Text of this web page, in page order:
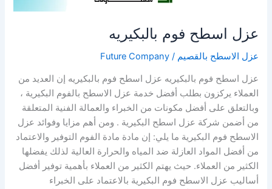
عزل اسطح فوم بالبكيريه
عزل الاسطح بالقصيم /
Future Company
عزل اسطح فوم بالبكيريه عزل اسطح فوم بالبكيريه إن العديد من
العملاء يركزون بطلب أفضل خدمة عزل الاسطح بالفوم البكيرية ،
وبالتعلق على أفضل مكونات من الخبراء والعمالة الفنية المتعلقة
من أضمن شركة عزل اسطح البكيرية . ومن أهم مزايا وفوائد عزل
الاسطح فوم البكيرية ما يلي: إن مادة مادة الفوم التوفير والاعتماد
من أفضل المواد العازلة ضد المياه والحرارة العالية لذلك يفضلها
الكثير من العملاء. حيث يهتم الكثير من العملاء بأهمية توفير أفضل
أساليب عزل الاسطح فوم البكيرية بالاعتماد على الخبراء